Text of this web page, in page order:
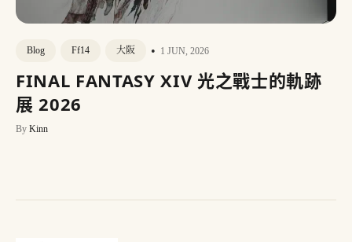
Blog Ff14 大阪 • 1 JUN, 2026
FINAL FANTASY XIV 光之戰士的軌跡
展 2026
By Kinn